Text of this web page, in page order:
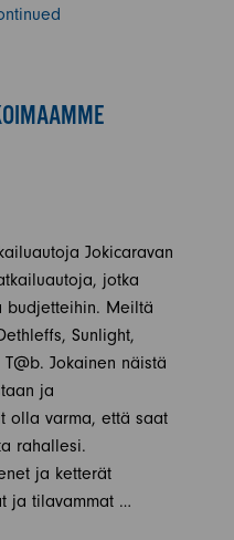
Jokicaravan
jotka
Meiltä
Sunlight,
Jokainen näistä
ja
olla varma, että saat
rahallesi.
ja ketterät
ja tilavammat …